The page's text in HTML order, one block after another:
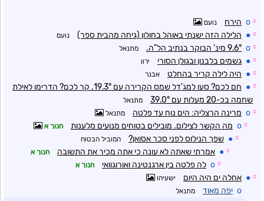
☼
o הירח נועם
☼
● הלילה הזה ישנתי באוהל בחולון (גיחה מהבית ספר) נועם
☼
o 9.6° מינ' הבוקר בנתיב הל"ה. מתנאל
☼
● גשמים בלבנון ובגולן הסורי ירון
☼
● היה לילה קריר בהחלט אבנר
☼
●
חם לכם? סעו למג'דל שמס הקרירה עם 19.3°. קר לכם? הדרימו לאילת
שחמה בכ-20 מעלות עם 39.0°
מתנאל
☼
o מרינה הרצליה: הים נוח עד פלטה מתנאל
☼
o מה הקשר לצילום. מובילים בטוחים מנועים מלענות חנוך א
☼
● שפך הנילוס לפני סכר אסואן? המוביל הבטוח
☼
● אמרתי שאתה לא עונה כי אתה מכיר את התשובה חנוך א
☼
o לה פלטה בין ארגנטינה ואורוגוואי חנוך א
☼
● אחלה ים היה היום ישעיהו
o יפה מאוד מתנאל